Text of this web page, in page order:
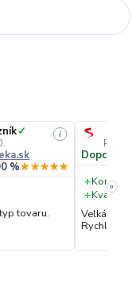
✓
i
%★★★★★
tovaru.
+
+Kvalita
Velká
Rychlé
»